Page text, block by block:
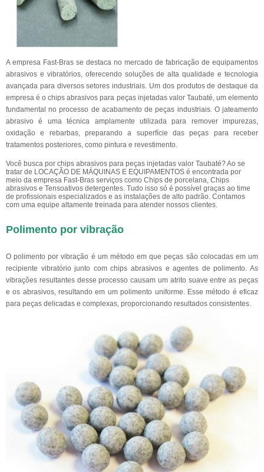
A empresa Fast-Bras se destaca no mercado de fabricação de equipamentos
abrasivos e vibratórios, oferecendo soluções de alta qualidade e tecnologia
avançada para diversos setores industriais. Um dos produtos de destaque da
empresa é o chips abrasivos para peças injetadas valor Taubaté, um elemento
fundamental no processo de acabamento de peças industriais. O jateamento
abrasivo é uma técnica amplamente utilizada para remover impurezas,
oxidação e rebarbas, preparando a superfície das peças para receber
tratamentos posteriores, como pintura e revestimento.
Você busca por chips abrasivos para peças injetadas valor Taubaté? Ao se
tratar de LOCAÇÃO DE MÁQUINAS E EQUIPAMENTOS é encontrada por
meio da empresa Fast-Bras serviços como Chips de porcelana, Chips
abrasivos e Tensoativos detergentes. Tudo isso só é possível graças ao time
de profissionais especializados e as instalações de alto padrão. Contamos
com uma equipe altamente treinada para atender nossos clientes.
Polimento por vibração
O polimento por vibração é um método em que peças são colocadas em um
recipiente vibratório junto com chips abrasivos e agentes de polimento. As
vibrações resultantes desse processo causam um atrito suave entre as peças
e os abrasivos, resultando em um polimento uniforme. Esse método é eficaz
para peças delicadas e complexas, proporcionando resultados consistentes.